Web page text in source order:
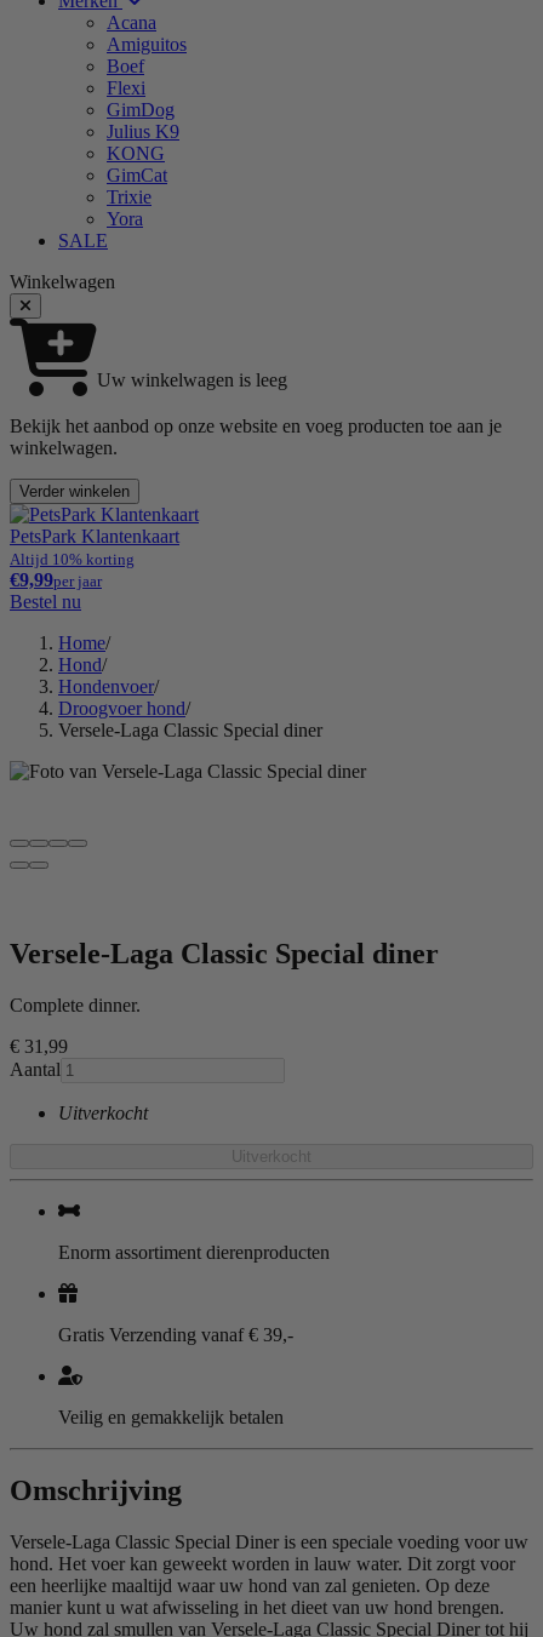
Acana
Amiguitos
Boef
Flexi
GimDog
Julius K9
KONG
GimCat
Trixie
Yora
SALE
Winkelwagen
Uw winkelwagen is leeg
Bekijk het aanbod op onze website en voeg producten toe aan je
winkelwagen.
Verder winkelen
PetsPark Klantenkaart
Altijd 10% korting
€9,99per jaar
Bestel nu
Home/
Hond/
Hondenvoer/
Droogvoer hond/
Versele-Laga Classic Special diner
Versele-Laga Classic Special diner
Complete dinner.
€ 31 ,99
Aantal
Uitverkocht
Uitverkocht
Enorm assortiment dierenproducten
Gratis Verzending vanaf € 39,-
Veilig en gemakkelijk betalen
Omschrijving
Versele-Laga Classic Special Diner is een speciale voeding voor uw
hond. Het voer kan geweekt worden in lauw water. Dit zorgt voor
een heerlijke maaltijd waar uw hond van zal genieten. Op deze
manier kunt u wat afwisseling in het dieet van uw hond brengen.
Uw hond zal smullen van Versele-Laga Classic Special Diner tot hij